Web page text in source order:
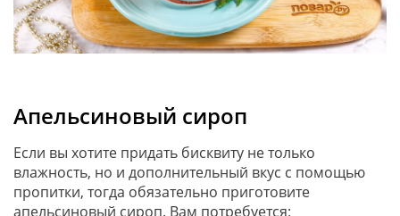
Апельсиновый сироп
Если вы хотите придать бисквиту не только
влажность, но и дополнительный вкус с помощью
пропитки, тогда обязательно приготовите
апельсиновый сироп. Вам потребуется: